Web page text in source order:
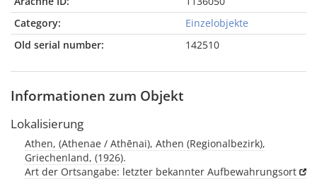
Category:
Einzelobjekte
Old serial number:
142510
Informationen zum Objekt
Lokalisierung
Athen, (Athenae / Athēnai), Athen (Regionalbezirk),
Griechenland, (1926).
Art der Ortsangabe: letzter bekannter Aufbewahrungsort